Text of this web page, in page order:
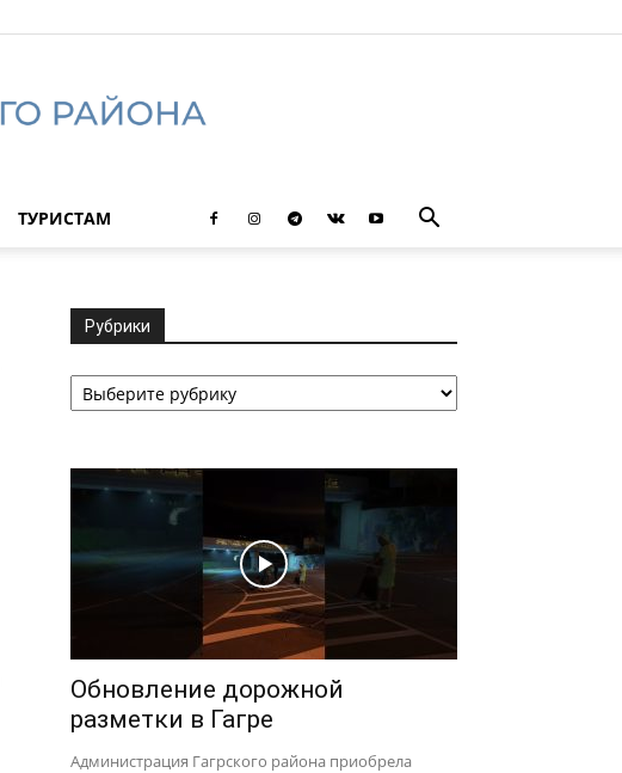
ТУРИСТАМ
Рубрики
Рубрики
Обновление дорожной
разметки в Гагре
Администрация Гагрского района приобрела